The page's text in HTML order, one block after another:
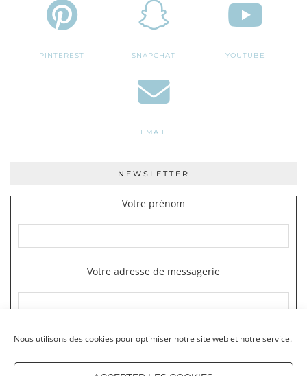
Nous utilisons des cookies pour optimiser notre site web et notre service.
PINTEREST SNAPCHAT YOUTUBE
EMAIL
NEWSLETTER
Votre prénom
Votre adresse de messagerie